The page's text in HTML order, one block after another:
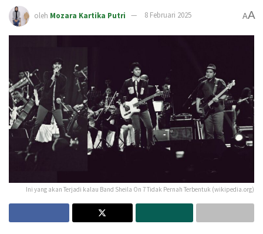
oleh Mozara Kartika Putri 8 Februari 2025 AA
Ini yang akan Terjadi kalau Band Sheila On 7 Tidak Pernah Terbentuk (wikipedia.org)